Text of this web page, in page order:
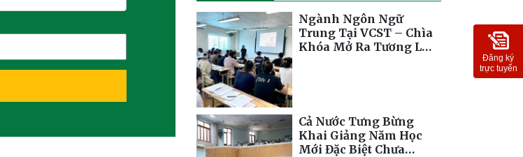
Ngành Ngôn Ngữ
Trung Tại VCST – Chìa
Khóa Mở Ra Tương Lai
Cả Nước Tưng Bừng
Khai Giảng Năm Học
Mới Đặc Biệt Chưa
Đăng ký
trực tuyến